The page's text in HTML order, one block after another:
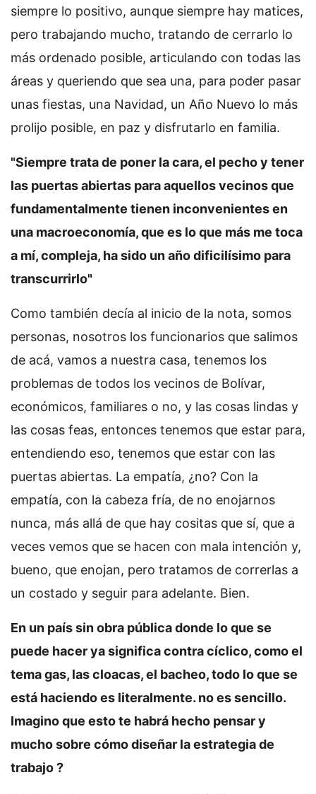
siempre lo positivo, aunque siempre hay matices,
pero trabajando mucho, tratando de cerrarlo lo
más ordenado posible, articulando con todas las
áreas y queriendo que sea una, para poder pasar
unas fiestas, una Navidad, un Año Nuevo lo más
prolijo posible, en paz y disfrutarlo en familia.
"Siempre trata de poner la cara, el pecho y tener
las puertas abiertas para aquellos vecinos que
fundamentalmente tienen inconvenientes en
una macroeconomía, que es lo que más me toca
a mí, compleja, ha sido un año dificilísimo para
transcurrirlo"
Como también decía al inicio de la nota, somos
personas, nosotros los funcionarios que salimos
de acá, vamos a nuestra casa, tenemos los
problemas de todos los vecinos de Bolívar,
económicos, familiares o no, y las cosas lindas y
las cosas feas, entonces tenemos que estar para,
entendiendo eso, tenemos que estar con las
puertas abiertas. La empatía, ¿no? Con la
empatía, con la cabeza fría, de no enojarnos
nunca, más allá de que hay cositas que sí, que a
veces vemos que se hacen con mala intención y,
bueno, que enojan, pero tratamos de correrlas a
un costado y seguir para adelante. Bien.
En un país sin obra pública donde lo que se
puede hacer ya significa contra cíclico, como el
tema gas, las cloacas, el bacheo, todo lo que se
está haciendo es literalmente. no es sencillo.
Imagino que esto te habrá hecho pensar y
mucho sobre cómo diseñar la estrategia de
trabajo ?